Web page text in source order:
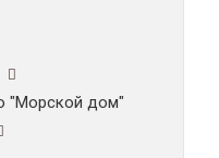
"Морской дом"